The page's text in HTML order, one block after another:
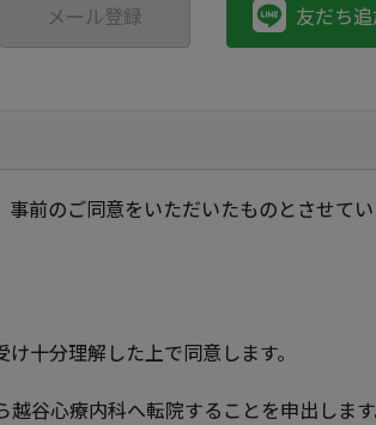
メール登録 友だち
前のご同意をいただいたものとさせて
十分理解した上で同意します。
谷心療内科へ転院することを申出します